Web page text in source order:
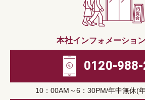
本社インフォメーショ
0120-
10：00AM～6：30PM/年中無休(